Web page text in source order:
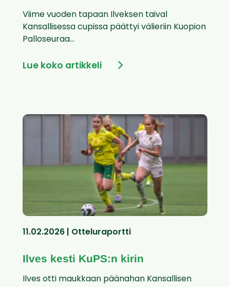
Viime vuoden tapaan Ilveksen taival
Kansallisessa cupissa päättyi välieriin Kuopion
Palloseuraa...
Lue koko artikkeli
11.02.2026 | Otteluraportti
Ilves kesti KuPS:n kirin
Ilves otti maukkaan päänahan Kansallisen